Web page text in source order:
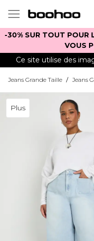
-30% SUR TOUT POUR
VOUS
Ce site utilise des
Jeans Grande Taille / Jeans
Plus